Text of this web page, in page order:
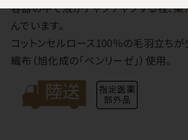
容器の中で液がチャプチャプする程、
んでいます。
コットンセルロース100％の毛羽立ち
織布（旭化成の「ベンリーゼ」）使用。